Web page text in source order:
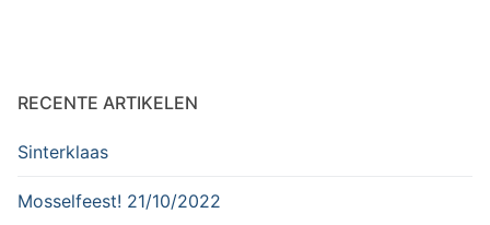
RECENTE ARTIKELEN
Sinterklaas
Mosselfeest! 21/10/2022